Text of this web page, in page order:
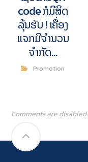
code ກໍມີສິດ
ລຸ້ນຮັບ ! ເຄື່ອງ
ແຈກມີຈຳນວນ
ຈຳກັດ…
Promotion
Comments are disabled.